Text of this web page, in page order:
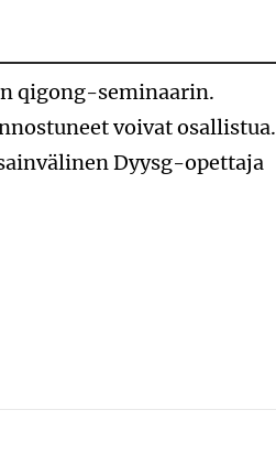
qigong-seminaarin.
voivat osallistua.
Dyysg-opettaja